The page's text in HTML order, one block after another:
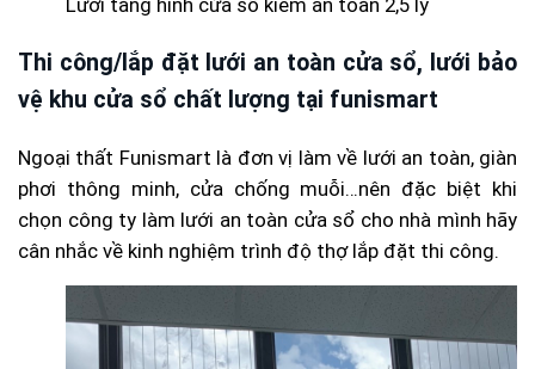
Lưới tàng hình cửa sổ kiêm an toàn 2,5 ly
Thi công/lắp đặt lưới an toàn cửa sổ, lưới bảo
vệ khu cửa sổ chất lượng tại funismart
Ngoại thất Funismart là đơn vị làm về lưới an toàn, giàn
phơi thông minh, cửa chống muỗi…nên đặc biệt khi
chọn công ty làm lưới an toàn cửa sổ cho nhà mình hãy
cân nhắc về kinh nghiệm trình độ thợ lắp đặt thi công.